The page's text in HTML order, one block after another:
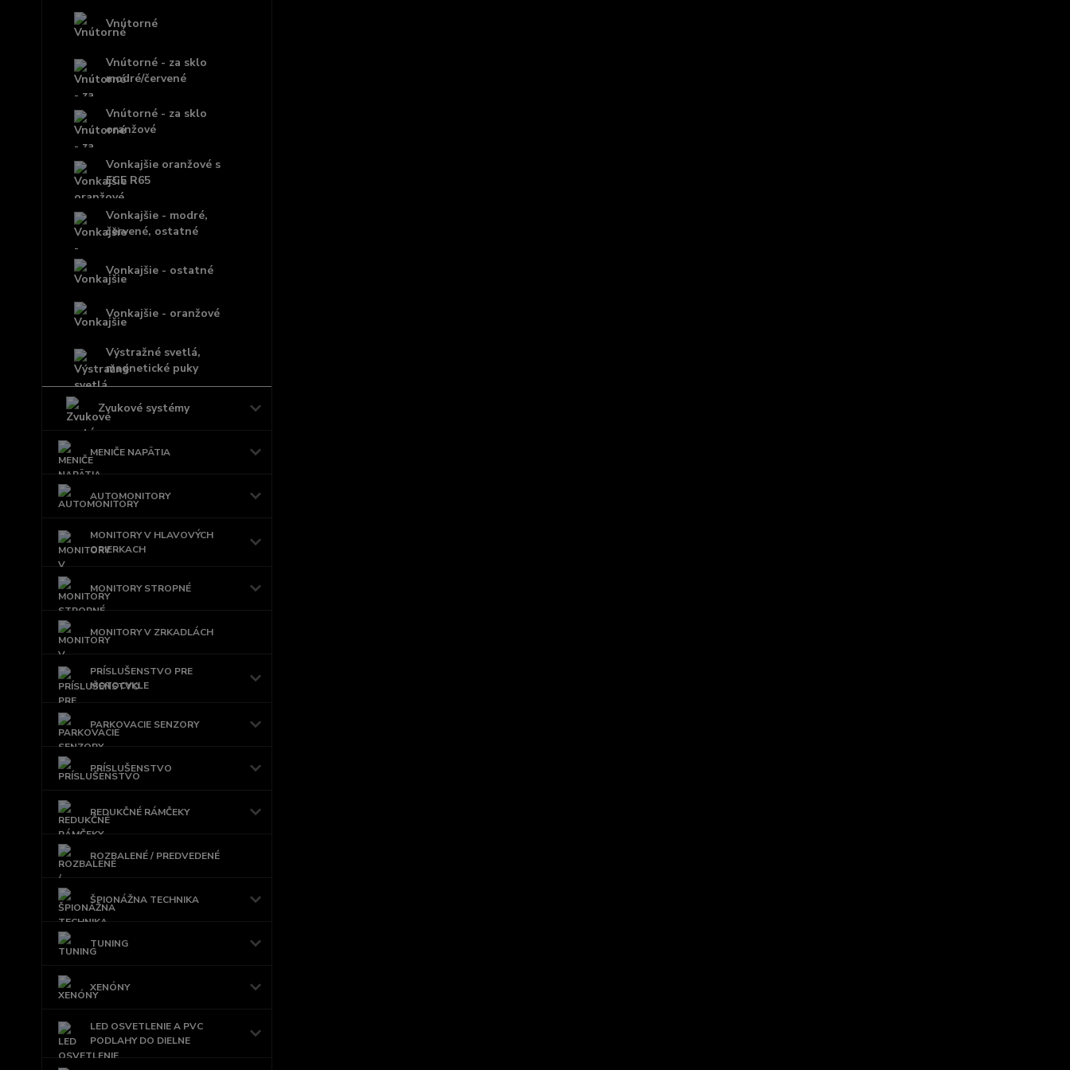
Vnútorné
Vnútorné - za sklo
modré/červené
Vnútorné - za sklo
oranžové
Vonkajšie oranžové s
ECE R65
Vonkajšie - modré,
červené, ostatné
Vonkajšie - ostatné
Vonkajšie - oranžové
Výstražné svetlá,
magnetické puky
Zvukové systémy
MENIČE NAPÄTIA
AUTOMONITORY
MONITORY V HLAVOVÝCH
OPIERKACH
MONITORY STROPNÉ
MONITORY V ZRKADLÁCH
PRÍSLUŠENSTVO PRE
MOTOCYKLE
PARKOVACIE SENZORY
PRÍSLUŠENSTVO
REDUKČNÉ RÁMČEKY
ROZBALENÉ / PREDVEDENÉ
ŠPIONÁŽNA TECHNIKA
TUNING
XENÓNY
LED OSVETLENIE A PVC
PODLAHY DO DIELNE